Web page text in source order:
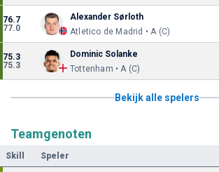
76.7
77.0
Alexander Sørloth
Atletico de Madrid • A (C)
75.3
75.3
Dominic Solanke
Tottenham • A (C)
Bekijk alle spelers
Teamgenoten
Skill Speler